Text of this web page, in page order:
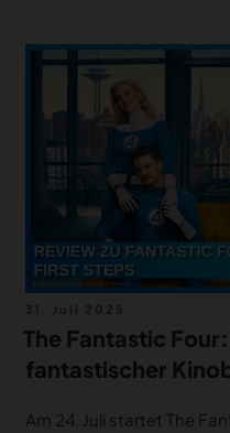
am
The Fantastic
fantastischer
Am 24. Juli startet The